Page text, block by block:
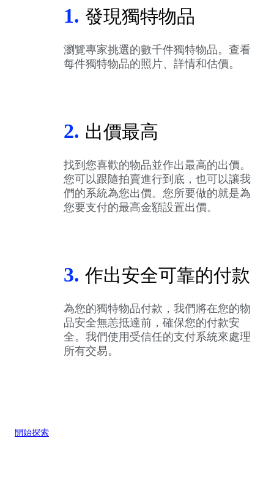
1. 發現獨特物品
瀏覽專家挑選的數千件獨特物品。查看
每件獨特物品的照片、詳情和估價。
2. 出價最高
找到您喜歡的物品並作出最高的出價。
您可以跟隨拍賣進行到底，也可以讓我
們的系統為您出價。您所要做的就是為
您要支付的最高金額設置出價。
3. 作出安全可靠的付款
為您的獨特物品付款，我們將在您的物
品安全無恙抵達前，確保您的付款安
全。我們使用受信任的支付系統來處理
所有交易。
開始探索